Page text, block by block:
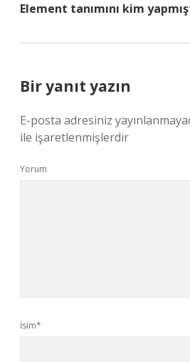
Element tanımını kim
Bir yanıt yazın
E-posta adresiniz
ile işaretlenmişlerdir
Yorum
İsim*